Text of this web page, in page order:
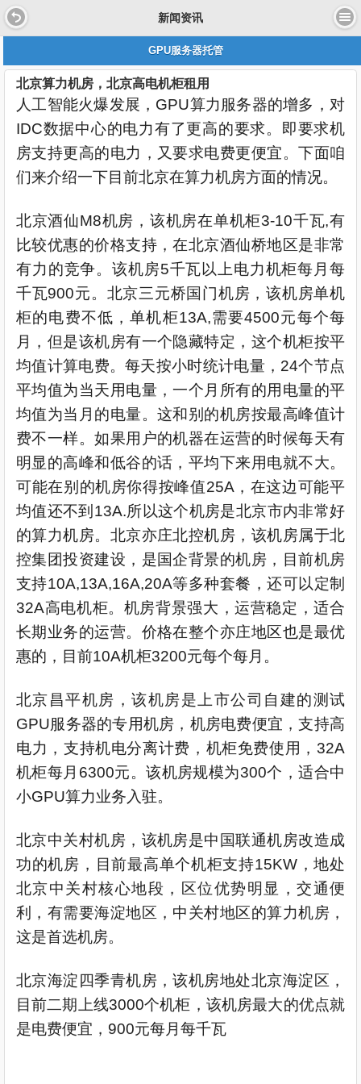
新闻资讯
GPU服务器托管
北京算力机房，北京高电机柜租用
人工智能火爆发展，GPU算力服务器的增多，对
IDC数据中心的电力有了更高的要求。即要求机
房支持更高的电力，又要求电费更便宜。下面咱
们来介绍一下目前北京在算力机房方面的情况。
北京酒仙M8机房，该机房在单机柜3-10千瓦,有
比较优惠的价格支持，在北京酒仙桥地区是非常
有力的竞争。该机房5千瓦以上电力机柜每月每
千瓦900元。北京三元桥国门机房，该机房单机
柜的电费不低，单机柜13A,需要4500元每个每
月，但是该机房有一个隐藏特定，这个机柜按平
均值计算电费。每天按小时统计电量，24个节点
平均值为当天用电量，一个月所有的用电量的平
均值为当月的电量。这和别的机房按最高峰值计
费不一样。如果用户的机器在运营的时候每天有
明显的高峰和低谷的话，平均下来用电就不大。
可能在别的机房你得按峰值25A，在这边可能平
均值还不到13A.所以这个机房是北京市内非常好
的算力机房。北京亦庄北控机房，该机房属于北
控集团投资建设，是国企背景的机房，目前机房
支持10A,13A,16A,20A等多种套餐，还可以定制
32A高电机柜。机房背景强大，运营稳定，适合
长期业务的运营。价格在整个亦庄地区也是最优
惠的，目前10A机柜3200元每个每月。
北京昌平机房，该机房是上市公司自建的测试
GPU服务器的专用机房，机房电费便宜，支持高
电力，支持机电分离计费，机柜免费使用，32A
机柜每月6300元。该机房规模为300个，适合中
小GPU算力业务入驻。
北京中关村机房，该机房是中国联通机房改造成
功的机房，目前最高单个机柜支持15KW，地处
北京中关村核心地段，区位优势明显，交通便
利，有需要海淀地区，中关村地区的算力机房，
这是首选机房。
北京海淀四季青机房，该机房地处北京海淀区，
目前二期上线3000个机柜，该机房最大的优点就
是电费便宜，900元每月每千瓦